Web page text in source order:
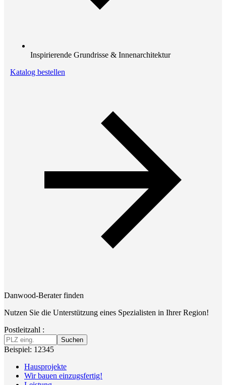
Inspirierende Grundrisse & Innenarchitektur
Katalog bestellen
Danwood-Berater finden
Nutzen Sie die Unterstützung eines Spezialisten in Ihrer Region!
Postleitzahl :
Suchen
Beispiel: 12345
Hausprojekte
Wir bauen einzugsfertig!